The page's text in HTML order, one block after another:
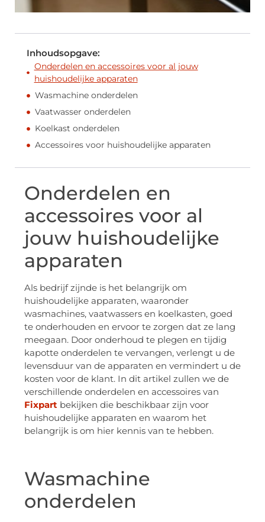
Inhoudsopgave:
Onderdelen en accessoires voor al jouw
huishoudelijke apparaten
Wasmachine onderdelen
Vaatwasser onderdelen
Koelkast onderdelen
Accessoires voor huishoudelijke apparaten
Onderdelen en
accessoires voor al
jouw huishoudelijke
apparaten
Als bedrijf zijnde is het belangrijk om
huishoudelijke apparaten, waaronder
wasmachines, vaatwassers en koelkasten, goed
te onderhouden en ervoor te zorgen dat ze lang
meegaan. Door onderhoud te plegen en tijdig
kapotte onderdelen te vervangen, verlengt u de
levensduur van de apparaten en vermindert u de
kosten voor de klant. In dit artikel zullen we de
verschillende onderdelen en accessoires van
Fixpart bekijken die beschikbaar zijn voor
huishoudelijke apparaten en waarom het
belangrijk is om hier kennis van te hebben.
Wasmachine
onderdelen